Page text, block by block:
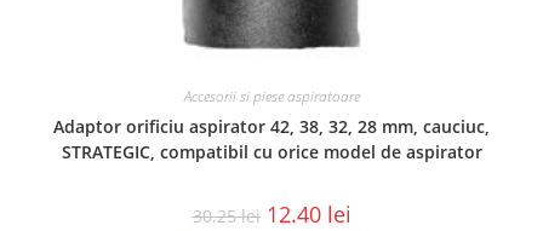
Accesorii si piese aspiratoare
Adaptor orificiu aspirator 42, 38, 32, 28 mm, cauciuc,
STRATEGIC, compatibil cu orice model de aspirator
30.25lei 12.40 lei